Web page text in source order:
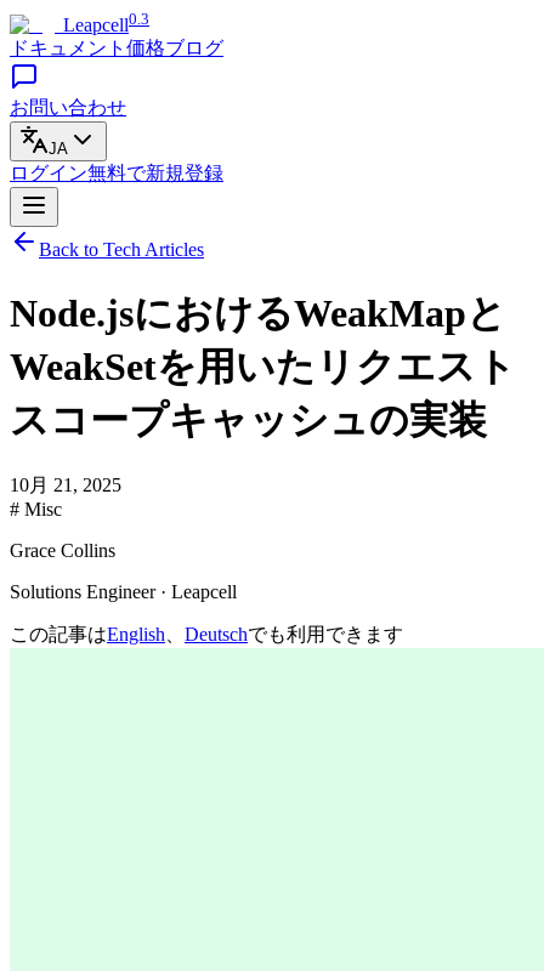
Leapcell0.3
ドキュメント 価格ブログ
お問い合わせ
JA
ログイン無料で新規登録
Back to Tech Articles
Node.jsにおけるWeakMapと
WeakSetを用いたリクエスト
スコープキャッシュの実装
10月 21, 2025
# Misc
Grace Collins
Solutions Engineer · Leapcell
この記事はEnglish Deutschでも利用できます